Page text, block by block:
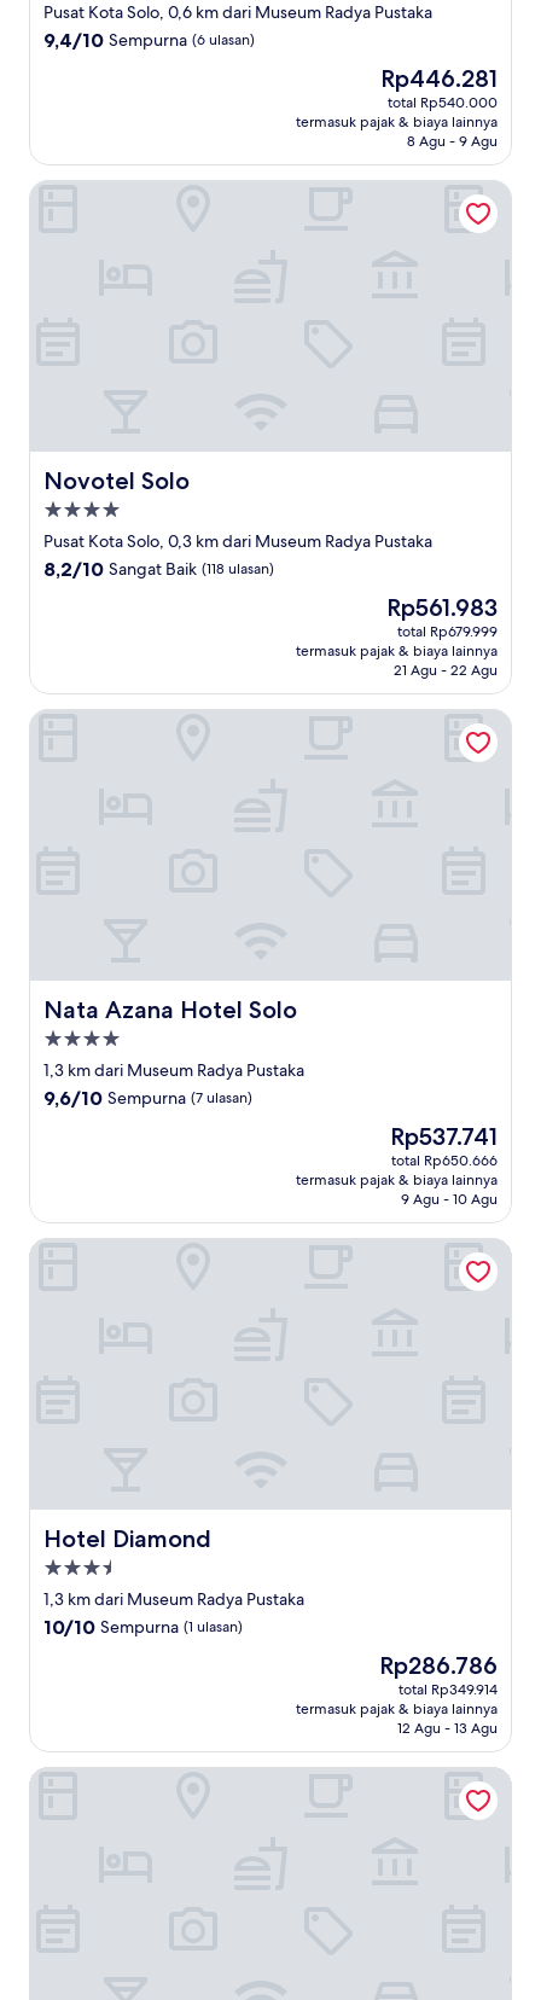
bintang
3.0
Pusat Kota Solo, 0,6 km dari Museum Radya Pustaka
9.4
9,4/10 Sempurna (6 ulasan)
Harga
sekarang
Rp446.281
Rp446.281
total Rp540.000
termasuk pajak & biaya lainnya
8 Agu - 9 Agu
Novotel Solo
Novotel Solo
Properti
bintang
4.0
Pusat Kota Solo, 0,3 km dari Museum Radya Pustaka
8.2
ulasan)
8,2/10 Sangat Baik (118 ulasan)
Harga
sekarang
Rp561.983
Rp561.983
total Rp679.999
termasuk pajak & biaya lainnya
21 Agu - 22 Agu
Novotel Solo
Nata Azana Hotel Solo
Nata Azana Hotel Solo
Properti
bintang
4.0
1,3 km dari Museum Radya Pustaka
9.6
9,6/10 Sempurna (7 ulasan)
Harga
sekarang
Rp537.741
Rp537.741
total Rp650.666
termasuk pajak & biaya lainnya
9 Agu - 10 Agu
Nata Azana Hotel Solo
Hotel Diamond
Hotel Diamond
Properti
bintang
3.5
1,3 km dari Museum Radya Pustaka
10.0
10/10 Sempurna (1 ulasan)
Harga
sekarang
Rp286.786
Rp286.786
total Rp349.914
termasuk pajak & biaya lainnya
12 Agu - 13 Agu
Hotel Diamond
Bobopod Slamet Riyadi Solo